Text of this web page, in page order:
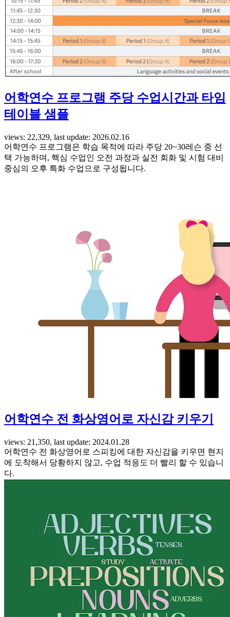
어학연수 프로그램 주당 수업시간과 타임
테이블 샘플
views: 22,329, last update: 2026.02.16
어학연수 프로그램은 학습 목적에 따라 주당 20~30레슨 중 선
택 가능하며, 핵심 수업인 오전 과정과 실전 회화 및 시험 대비
중심의 오후 특화 수업으로 구성됩니다.
어학연수 전 화상영어로 자신감 키우기
views: 21,350, last update: 2024.01.28
어학연수 전 화상영어로 스피킹에 대한 자신감을 키우면 현지
에 도착해서 당황하지 않고, 수업 적응도 더 빨리 할 수 있습니
다.